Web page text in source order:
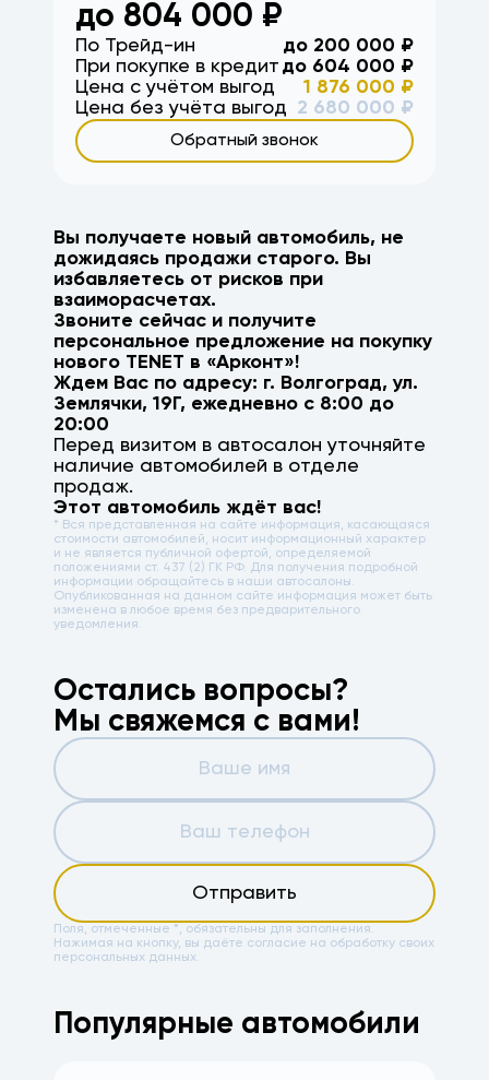
до 804 000 ₽
По Трейд-ин до 200 000 ₽
При покупке в кредит до 604 000 ₽
Цена с учётом выгод
1 876 000 ₽
Цена без учёта выгод
2 680 000 ₽
Обратный звонок
Вы получаете новый автомобиль, не
дожидаясь продажи старого. Вы
избавляетесь от рисков при
взаиморасчетах.
Звоните сейчас и получите
персональное предложение на покупку
нового TENET в «Арконт»!
Ждем Вас по адресу: г. Волгоград,ул.
Землячки, 19Г, ежедневно с 8:00 до
20:00
Перед визитом в автосалон уточняйте
наличие автомобилей в отделе
продаж.
Этот автомобиль ждёт вас!
* Вся представленная на сайте информация, касающаяся
стоимости автомобилей, носит информационный характер
и не является публичной офертой, определяемой
положениями ст. 437 (2) ГК РФ. Для получения подробной
информации обращайтесь в наши автосалоны.
Опубликованная на данном сайте информация может быть
изменена в любое время без предварительного
уведомления.
Остались вопросы?
Мы свяжемся с вами!
Отправить
Поля, отмеченные *, обязательны для заполнения.
Нажимая на кнопку, вы даёте согласие на обработку своих
персональных данных.
Популярные автомобили